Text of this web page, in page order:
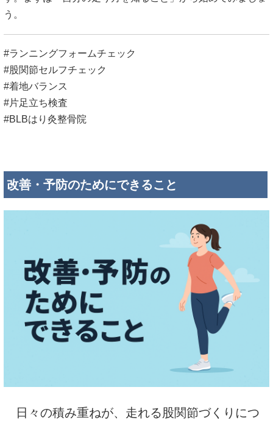
う。
#ランニングフォームチェック
#股関節セルフチェック
#着地バランス
#片足立ち検査
#BLBはり灸整骨院
改善・予防のためにできること
日々の積み重ねが、走れる股関節づくりにつ